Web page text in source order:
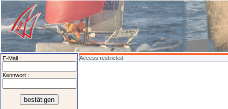
E-Mail :
Kennwort :
Access restricted